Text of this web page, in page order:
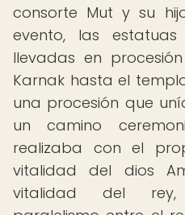
consorte Mut y su
evento, las
llevadas en
Karnak hasta el
una procesión que
un camino
realizaba con el
vitalidad del dios
vitalidad del rey,